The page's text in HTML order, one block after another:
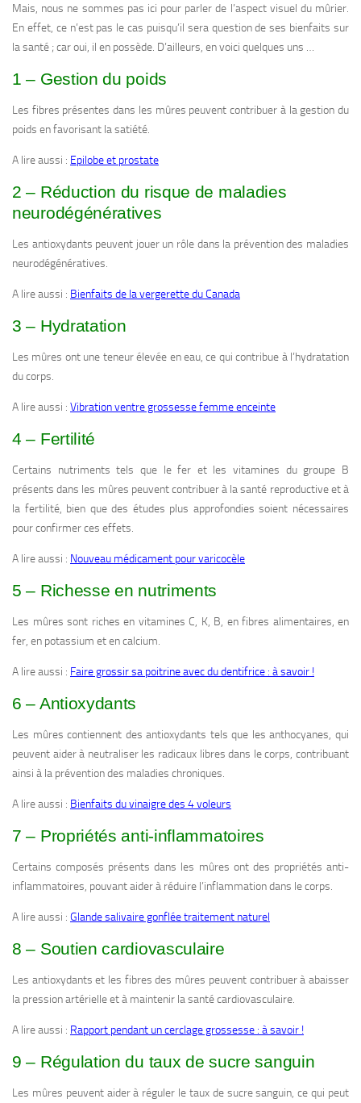
Mais, nous ne sommes pas ici pour parler de l’aspect visuel du mûrier.
En effet, ce n’est pas le cas puisqu’il sera question de ses bienfaits sur
la santé ; car oui, il en possède. D’ailleurs, en voici quelques uns …
1 – Gestion du poids
Les fibres présentes dans les mûres peuvent contribuer à la gestion du
poids en favorisant la satiété.
A lire aussi : Epilobe et prostate
2 – Réduction du risque de maladies
neurodégénératives
Les antioxydants peuvent jouer un rôle dans la prévention des maladies
neurodégénératives.
A lire aussi : Bienfaits de la vergerette du Canada
3 – Hydratation
Les mûres ont une teneur élevée en eau, ce qui contribue à l’hydratation
du corps.
A lire aussi : Vibration ventre grossesse femme enceinte
4 – Fertilité
Certains nutriments tels que le fer et les vitamines du groupe B
présents dans les mûres peuvent contribuer à la santé reproductive et à
la fertilité, bien que des études plus approfondies soient nécessaires
pour confirmer ces effets.
A lire aussi : Nouveau médicament pour varicocèle
5 – Richesse en nutriments
Les mûres sont riches en vitamines C, K, B, en fibres alimentaires, en
fer, en potassium et en calcium.
A lire aussi : Faire grossir sa poitrine avec du dentifrice : à savoir !
6 – Antioxydants
Les mûres contiennent des antioxydants tels que les anthocyanes, qui
peuvent aider à neutraliser les radicaux libres dans le corps, contribuant
ainsi à la prévention des maladies chroniques.
A lire aussi : Bienfaits du vinaigre des 4 voleurs
7 – Propriétés anti-inflammatoires
Certains composés présents dans les mûres ont des propriétés anti-
inflammatoires, pouvant aider à réduire l’inflammation dans le corps.
A lire aussi : Glande salivaire gonflée traitement naturel
8 – Soutien cardiovasculaire
Les antioxydants et les fibres des mûres peuvent contribuer à abaisser
la pression artérielle et à maintenir la santé cardiovasculaire.
A lire aussi : Rapport pendant un cerclage grossesse : à savoir !
9 – Régulation du taux de sucre sanguin
Les mûres peuvent aider à réguler le taux de sucre sanguin, ce qui peut